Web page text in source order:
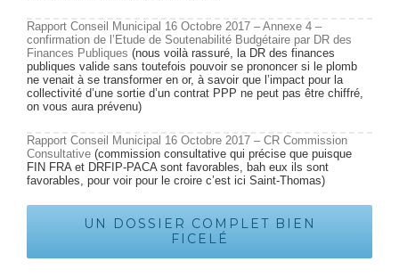
Rapport Conseil Municipal 16 Octobre 2017 – Annexe 4 –
confirmation de l’Etude de Soutenabilité Budgétaire par DR des
Finances Publiques (nous voilà rassuré, la DR des finances
publiques valide sans toutefois pouvoir se prononcer si le plomb
ne venait à se transformer en or, à savoir que l’impact pour la
collectivité d’une sortie d’un contrat PPP ne peut pas être chiffré,
on vous aura prévenu)
Rapport Conseil Municipal 16 Octobre 2017 – CR Commission
Consultative (commission consultative qui précise que puisque
FIN FRA et DRFIP-PACA sont favorables, bah eux ils sont
favorables, pour voir pour le croire c’est ici Saint-Thomas)
UN DOSSIER COMPLET BIEN
FICELÉ